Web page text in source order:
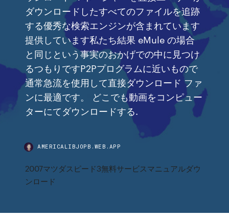
ダウンロードしたすべてのファイルを追跡
する優秀な検索エンジンが含まれています
提供しています私たち結果 eMule の場合
と同じという事実のおかげでの中に見つけ
るつもりですP2Pプログラムに近いもので
通常急流を使用して直接ダウンロード ファ
ンに最適です。 どこでも動画をコンピュー
ターにてダウンロードする.
AMERICALIBJOPB.WEB.APP
2007マツダスピード3無料サービスマニュアルダウ
ンロード